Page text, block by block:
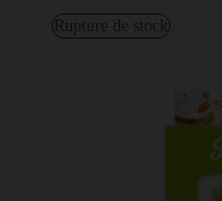
Rupture de stock